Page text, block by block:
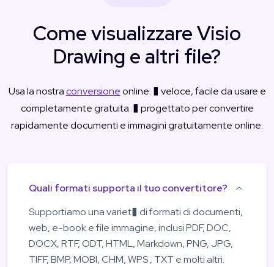
Come visualizzare Visio
Drawing e altri file?
Usa la nostraconversioneonline. � veloce, facile da usare e
completamente gratuita. � progettato per convertire
rapidamente documenti e immagini gratuitamente online.
Quali formati supporta il tuo convertitore?
Supportiamo una variet� di formati di documenti,
web, e-book e file immagine, inclusi PDF, DOC,
DOCX, RTF, ODT, HTML, Markdown, PNG, JPG,
TIFF, BMP, MOBI, CHM, WPS , TXT e molti altri.